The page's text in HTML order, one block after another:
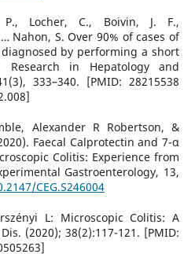
P., Locher, C., Boivin, J. F.,
Nahon, S. Over 90% of cases of
by performing a short
Research in Hepatology and
333–340. [PMID: 28215538
Alexander R Robertson, &
Faecal Calprotectin and 7-α
Colitis: Experience from
Gastroenterology, 13,
CEG.S246004
L: Microscopic Colitis: A
(2020); 38(2):117-121. [PMID: